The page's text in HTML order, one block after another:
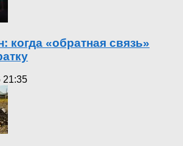
когда «обратная связь»
21:35